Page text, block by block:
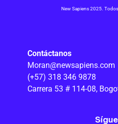
New Sapiens 2025.
Contáctanos
Moran@newsapiens.com
(+57) 318 346 9878
Carrera 53 # 114-08,